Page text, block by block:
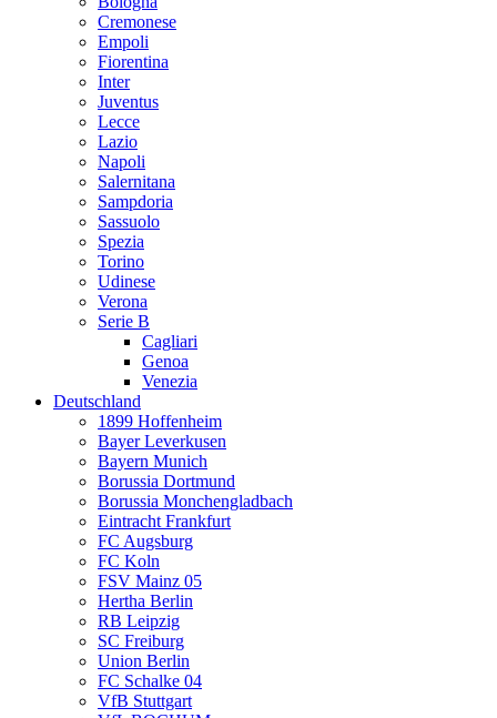
Cremonese
Empoli
Fiorentina
Inter
Juventus
Lecce
Lazio
Napoli
Salernitana
Sampdoria
Sassuolo
Spezia
Torino
Udinese
Verona
Serie B
Cagliari
Genoa
Venezia
Deutschland
1899 Hoffenheim
Bayer Leverkusen
Bayern Munich
Borussia Dortmund
Borussia Monchengladbach
Eintracht Frankfurt
FC Augsburg
FC Koln
FSV Mainz 05
Hertha Berlin
RB Leipzig
SC Freiburg
Union Berlin
FC Schalke 04
VfB Stuttgart